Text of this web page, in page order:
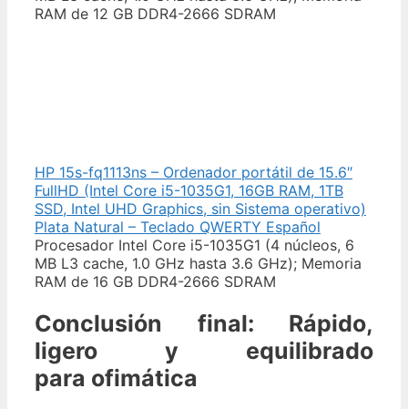
RAM de 12 GB DDR4-2666 SDRAM
HP 15s-fq1113ns – Ordenador portátil de 15.6″
FullHD (Intel Core i5-1035G1, 16GB RAM, 1TB
SSD, Intel UHD Graphics, sin Sistema operativo)
Plata Natural – Teclado QWERTY Español
Procesador Intel Core i5-1035G1 (4 núcleos, 6
MB L3 cache, 1.0 GHz hasta 3.6 GHz); Memoria
RAM de 16 GB DDR4-2666 SDRAM
Conclusión final: Rápido,
ligero y equilibrado
para ofimática